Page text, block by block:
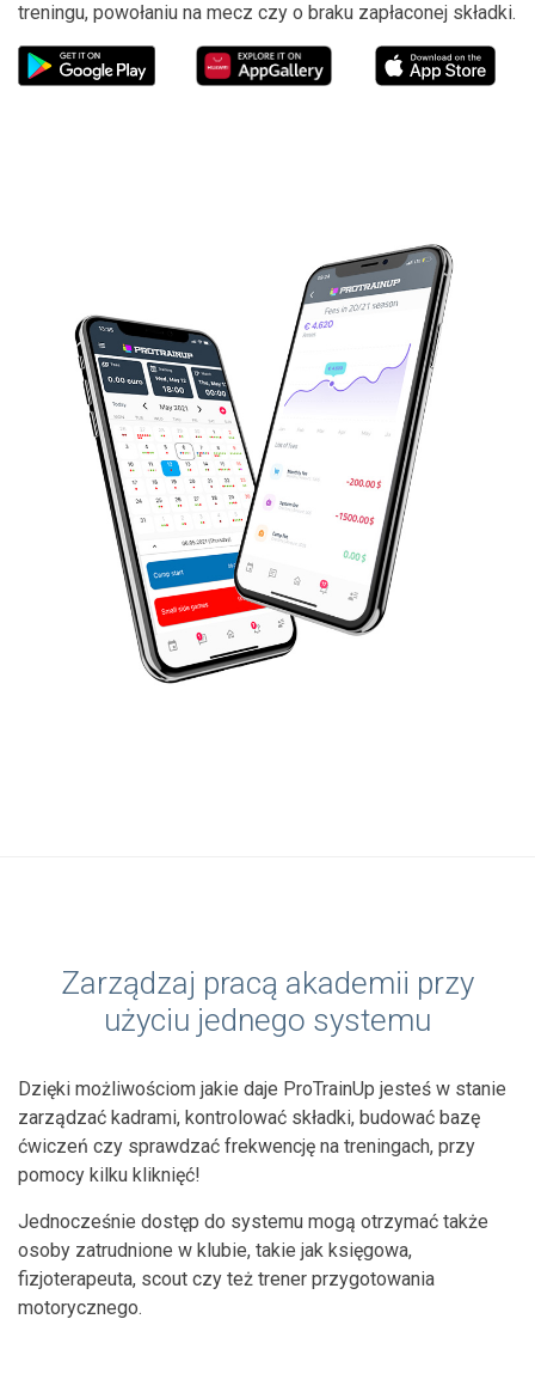
treningu, powołaniu na mecz czy o braku zapłaconej składki.
Zarządzaj pracą akademii przy
użyciu jednego systemu
Dzięki możliwościom jakie daje ProTrainUp jesteś w stanie
zarządzać kadrami, kontrolować składki, budować bazę
ćwiczeń czy sprawdzać frekwencję na treningach, przy
pomocy kilku kliknięć!
Jednocześnie dostęp do systemu mogą otrzymać także
osoby zatrudnione w klubie, takie jak księgowa,
fizjoterapeuta, scout czy też trener przygotowania
motorycznego.